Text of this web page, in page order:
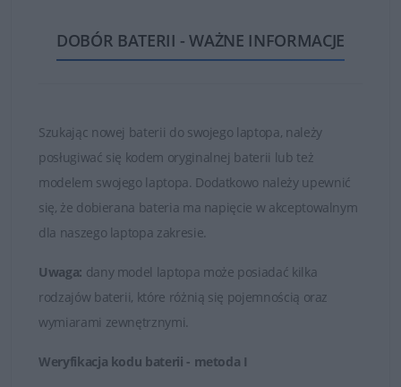
Dzięki temu zakupione baterie są w stanie działać długo
i bezawaryjnie.
są bardzo słabej jakości!
Baterie, które znajduje się w ofercie sklepu DELL24 są
oryginalnymi częściami zamiennymi lub wysokiej jakości
zamiennikami takich firm jak Dell, Green Cell czy
Whitenergy. Tylko markowe produkty spełniają
najwyższe standardy jakości i posiadają certyfikaty FCC,
CE i ROHS.
Łatwy kontakt i fachowa obsługa
W przypadku jakichkolwiek wątpliwości i problemów z
DOBÓR BATERII - WAŻNE INFORMACJE
Szukając nowej baterii do swojego laptopa, należy
posługiwać się kodem oryginalnej baterii lub też
modelem swojego laptopa. Dodatkowo należy upewnić
się, że dobierana bateria ma napięcie w akceptowalnym
dla naszego laptopa zakresie.
Uwaga: dany model laptopa może posiadać kilka
rodzajów baterii, które różnią się pojemnością oraz
wymiarami zewnętrznymi.
Weryfikacja kodu baterii - metoda I